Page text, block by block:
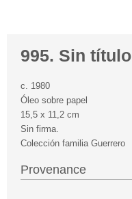
995. Sin título
c. 1980
Óleo sobre papel
15,5 x 11,2 cm
Sin firma.
Colección familia Guerrero
Provenance